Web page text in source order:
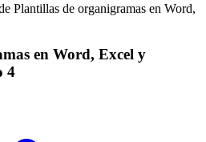
en Word, Excel y
4